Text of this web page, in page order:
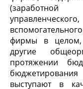
(заработной
фирмы в целом,
другие
протяжении
выступают в